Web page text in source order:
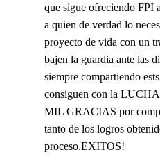
que sigue ofreciendo FPI
a quien de verdad lo
proyecto de vida con un
bajen la guardia ante las
siempre compartiendo
consiguen con la
MIL GRACIAS por
tanto de los logros
proceso.EXITOS!